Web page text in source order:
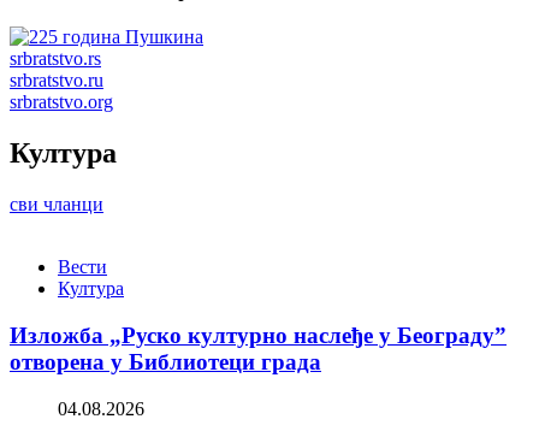
srbratstvo.rs
srbratstvo.ru
srbratstvo.org
Култура
сви чланци
Вести
Култура
Изложба „Руско културно наслеђе у Београду”
отворена у Библиотеци града
04.08.2026